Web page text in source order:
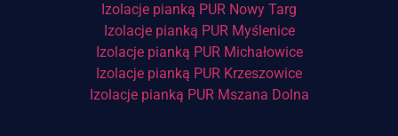
Izolacje pianką PUR Nowy Targ
Izolacje pianką PUR Myślenice
Izolacje pianką PUR Michałowice
Izolacje pianką PUR Krzeszowice
Izolacje pianką PUR Mszana Dolna